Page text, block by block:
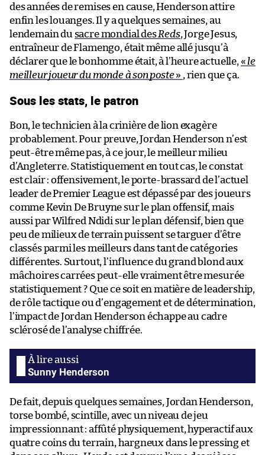
des années de remises en cause, Henderson attire
enfin les louanges. Il y a quelques semaines, au
lendemain du sacre mondial desReds, Jorge Jesus,
entraîneur de Flamengo, était même allé jusqu’à
déclarer que le bonhomme était, à l’heure actuelle, « le
meilleur joueur du monde à son poste» , rien que ça.
Sous les stats, le patron
Bon, le technicien à la crinière de lion exagère
probablement. Pour preuve, Jordan Henderson n’est
peut-être même pas, à ce jour, le meilleur milieu
d’Angleterre. Statistiquement en tout cas, le constat
est clair : offensivement, le porte-brassard de l’actuel
leader de Premier League est dépassé par des joueurs
comme Kevin De Bruyne sur le plan offensif, mais
aussi par Wilfred Ndidi sur le plan défensif, bien que
peu de milieux de terrain puissent se targuer d’être
classés parmi les meilleurs dans tant de catégories
différentes. Surtout, l’influence du grand blond aux
mâchoires carrées peut-elle vraiment être mesurée
statistiquement ? Que ce soit en matière de leadership,
de rôle tactique ou d’engagement et de détermination,
l’impact de Jordan Henderson échappe au cadre
sclérosé de l’analyse chiffrée.
Sunny Henderson
De fait, depuis quelques semaines, Jordan Henderson,
torse bombé, scintille, avec un niveau de jeu
impressionnant : affûté physiquement, hyperactif aux
quatre coins du terrain, hargneux dans le pressing et